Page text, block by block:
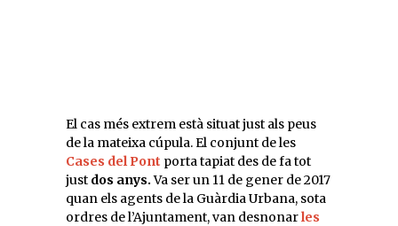
El cas més extrem està situat just als peus
de la mateixa cúpula. El conjunt de les
Cases del Pont porta tapiat des de fa tot
just dos anys.Va ser un 11 de gener de 2017
quan els agents de la Guàrdia Urbana, sota
ordres de l’Ajuntament, van desnonarles